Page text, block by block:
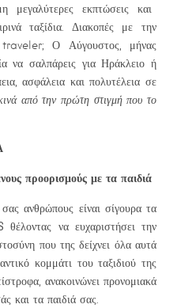
μεγαλύτερες εκπτώσεις και
ταξίδια. Διακοπές με την
Ο Αύγουστος, μήνας
να σαλπάρεις για Ηράκλειο ή
ασφάλεια και πολυτέλεια σε
από την πρώτη στιγμή που το
προορισμούς με τα παιδιά
ανθρώπους είναι σίγουρα τα
θέλοντας να ευχαριστήσει την
που της δείχνει όλα αυτά
κομμάτι του ταξιδιού της
ανακοινώνει προνομιακά
και τα παιδιά σας.